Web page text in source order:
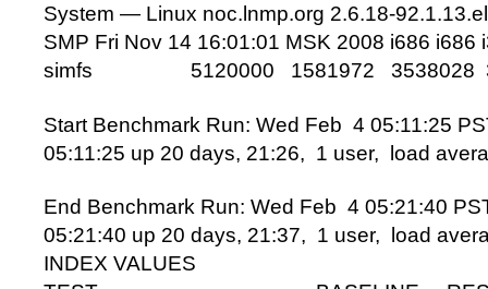
System — Linux noc.lnmp.org 2.6.18-
SMP Fri Nov 14 16:01:01 MSK 2008 i686 i686
simfs 5120000 1581972 3538028
Start Benchmark Run: Wed Feb 4 05:11:25
05:11:25 up 20 days, 21:26, 1 user, load
End Benchmark Run: Wed Feb 4 05:21:40
05:21:40 up 20 days, 21:37, 1 user, load
INDEX VALUES